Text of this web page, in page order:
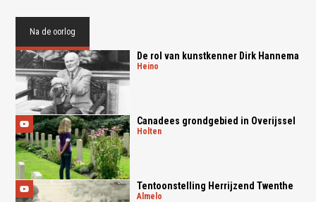
Na de oorlog
De rol van kunstkenner Dirk Hannema
heino
Canadees grondgebied in Overijssel
holten
Tentoonstelling Herrijzend Twenthe
almelo